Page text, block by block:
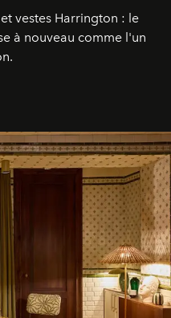
vestes Harrington : le
à nouveau comme l'un